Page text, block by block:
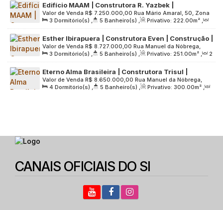
Terreno: 3750.00 m²
Edifício MAAM | Construtora R. Yazbek |
Construção | 222 metros | 03 suítes | hall privativo
| 03 vagas
R$ 7.250.000,00
Valor de Venda
Rua Mário Amaral, 50, Zona
Sul, 04002-020, Paraíso, São Paulo, São Paulo, Brasil
3 Dormitório(s) , 5 Banheiro(s) , Privativo: 222.00m² ,
2 Sala(s) , 3 Suíte(s) , 3 Vaga(s) , Útil: 222.00m² ,
Terreno: 3750.00m²
Esther Ibirapuera | Construtora Even | Construção |
251 metros | 03 suítes | varanda gourmet | hall
privativo | 03 vagas
R$ 8.727.000,00
Valor de Venda
Rua Manuel da Nóbrega,
950, Zona Sul, 04001-003, Paraíso, São Paulo, São Paulo,
Brasil
3 Dormitório(s) , 5 Banheiro(s) , Privativo: 251.00m² ,
2
Sala(s) , 3 Suíte(s) , 3 Vaga(s) , Útil: 251.00m² ,
Terreno: 5043 .00m²
Eterno Alma Brasileira | Construtora Trisul |
Lançamento | 300 metros | 04 suítes | 04 vagas
R$ 8.650.000,00
Valor de Venda
Rua Manuel da Nóbrega,
665, Zona Sul, 04001-083, Paraíso, São Paulo, São Paulo,
4 Dormitório(s) , 5 Banheiro(s) , Privativo: 300.00m² ,
CANAIS OFICIAIS DO SI